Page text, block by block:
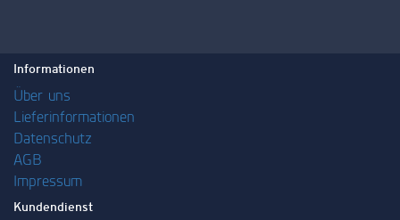
Informationen
Über uns
Lieferinformationen
Datenschutz
AGB
Impressum
Kundendienst